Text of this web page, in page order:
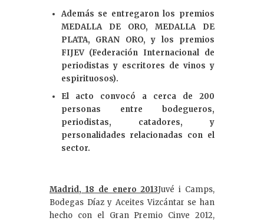
Además se entregaron los premios
MEDALLA DE ORO, MEDALLA DE
PLATA, GRAN ORO, y los premios
FIJEV (Federación Internacional de
periodistas y escritores de vinos y
espirituosos).
El acto convocó a cerca de 200
personas entre bodegueros,
periodistas, catadores, y
personalidades relacionadas con el
sector.
Madrid, 18 de enero 2013Juvé i Camps,
Bodegas Díaz y Aceites Vizcántar se han
hecho con el Gran Premio Cinve 2012,